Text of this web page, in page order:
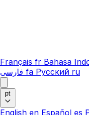
Français fr Bahasa
فارسی fa Русский ru
pt
English en Español es